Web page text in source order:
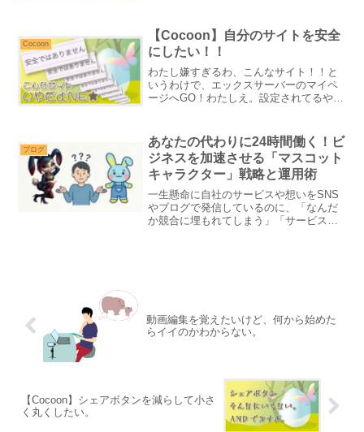
ぜ。ここから下は宣伝だよ〜コクーンの
吹き出し...
Cocoon
【Cocoon】自分のサイトを安全
にしたい！！
わたし嫌すぎるわ、こんなサイト！！と
いうわけで、エックスサーバーのマイペ
ージへGO！わたしえ。設定されてるや
と？？しかもここの操作をミスると二度
とアクセスできなく...
ブログ
あなたの代わりに24時間働く！ビ
ジネスを加速させる「マスコット
キャラクター」戦略と運用術
一生懸命に自社のサービスや想いをSNS
やブログで発信しているのに、「なんだ
か競合に埋もれてしまう」「サービスの
動画編集を覚えたいけど、何から始めた
らイイのかわからない。
【Cocoon】シェアボタンを減らして小さ
く丸くしたい。